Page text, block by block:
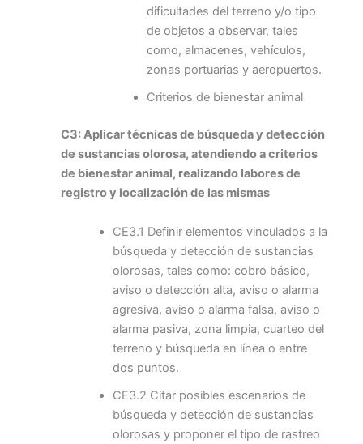
dificultades del terreno y/o tipo
de objetos a observar, tales
como, almacenes, vehículos,
zonas portuarias y aeropuertos.
Criterios de bienestar animal
C3: Aplicar técnicas de búsqueda y detección
de sustancias olorosa, atendiendo a criterios
de bienestar animal, realizando labores de
registro y localización de las mismas
CE3.1 Definir elementos vinculados a la
búsqueda y detección de sustancias
olorosas, tales como: cobro básico,
aviso o detección alta, aviso o alarma
agresiva, aviso o alarma falsa, aviso o
alarma pasiva, zona limpia, cuarteo del
terreno y búsqueda en línea o entre
dos puntos.
CE3.2 Citar posibles escenarios de
búsqueda y detección de sustancias
olorosas y proponer el tipo de rastreo